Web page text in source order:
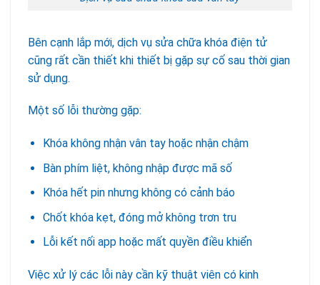
Bên cạnh lắp mới, dịch vụ sửa chữa khóa điện tử
cũng rất cần thiết khi thiết bị gặp sự cố sau thời gian
sử dụng.
Một số lỗi thường gặp:
Khóa không nhận vân tay hoặc nhận chậm
Bàn phím liệt, không nhập được mã số
Khóa hết pin nhưng không có cảnh báo
Chốt khóa kẹt, đóng mở không trơn tru
Lỗi kết nối app hoặc mất quyền điều khiển
Việc xử lý các lỗi này cần kỹ thuật viên có kinh